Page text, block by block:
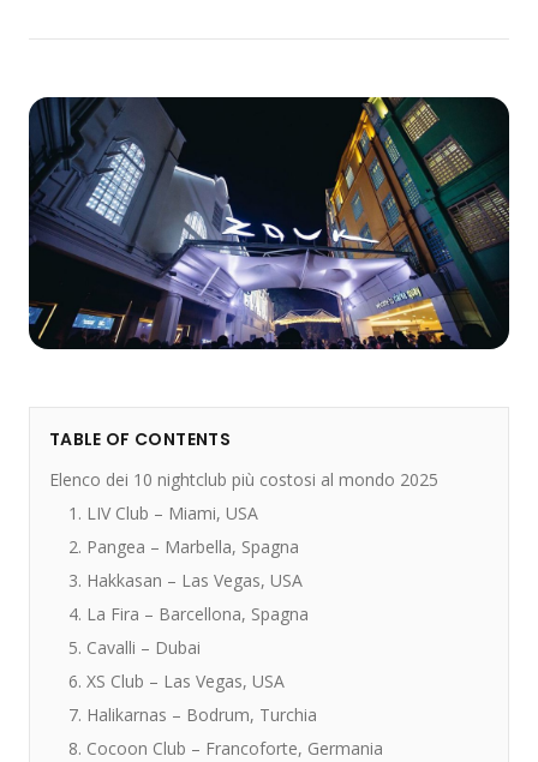
TABLE OF CONTENTS
Elenco dei 10 nightclub più costosi al mondo 2025
1. LIV Club – Miami, USA
2. Pangea – Marbella, Spagna
3. Hakkasan – Las Vegas, USA
4. La Fira – Barcellona, Spagna
5. Cavalli – Dubai
6. XS Club – Las Vegas, USA
7. Halikarnas – Bodrum, Turchia
8. Cocoon Club – Francoforte, Germania